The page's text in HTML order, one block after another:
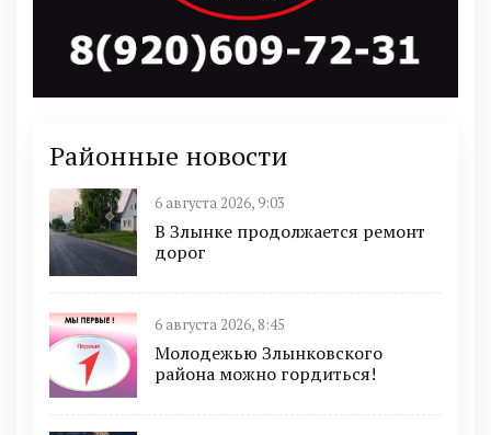
Районные новости
6 августа 2026, 9:03
В Злынке продолжается ремонт
дорог
6 августа 2026, 8:45
Молодежью Злынковского
района можно гордиться!